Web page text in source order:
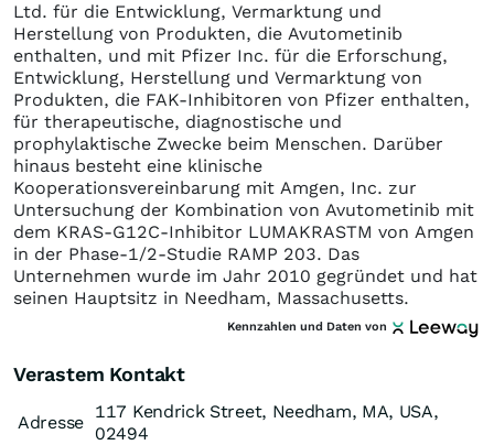
Ltd. für die Entwicklung, Vermarktung und
Herstellung von Produkten, die Avutometinib
enthalten, und mit Pfizer Inc. für die Erforschung,
Entwicklung, Herstellung und Vermarktung von
Produkten, die FAK-Inhibitoren von Pfizer enthalten,
für therapeutische, diagnostische und
prophylaktische Zwecke beim Menschen. Darüber
hinaus besteht eine klinische
Kooperationsvereinbarung mit Amgen, Inc. zur
Untersuchung der Kombination von Avutometinib mit
dem KRAS-G12C-Inhibitor LUMAKRASTM von Amgen
in der Phase-1/2-Studie RAMP 203. Das
Unternehmen wurde im Jahr 2010 gegründet und hat
seinen Hauptsitz in Needham, Massachusetts.
Kennzahlen und Daten von
Verastem Kontakt
Adresse
117 Kendrick Street, Needham, MA, USA,
02494